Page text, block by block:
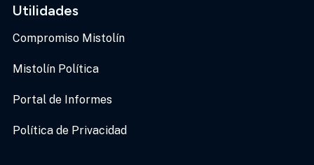
Utilidades
Compromiso Mistolín
Mistolín Política
Portal de Informes
Política de Privacidad